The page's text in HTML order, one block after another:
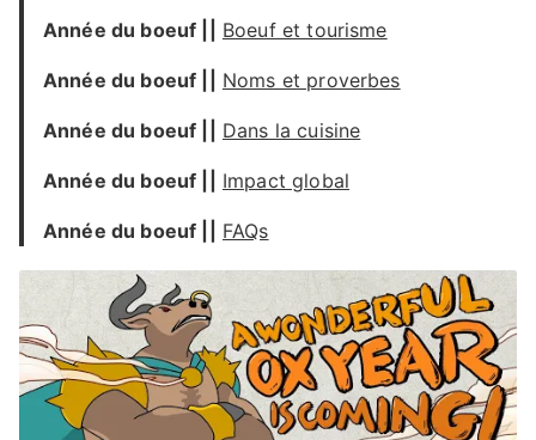
Année du boeuf Boeuf et tourisme
Année du boeuf Noms et proverbes
Année du boeuf Dans la cuisine
Année du boeuf Impact global
Année du boeuf FAQs